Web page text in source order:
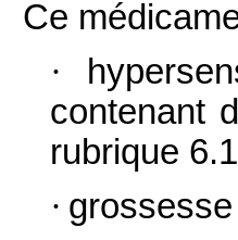
Ce
·
contenant
rubrique 6.1
·